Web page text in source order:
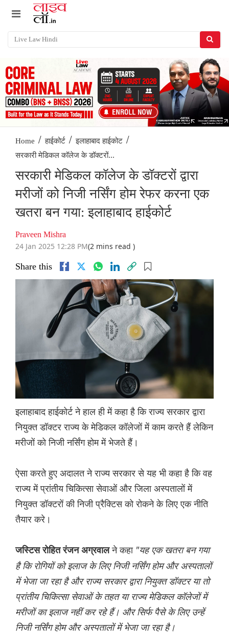
Home / हाईकोर्ट / इलाहाबाद हाईकोट /
सरकारी मेडिकल कॉलेज के डॉक्टरों...
सरकारी मेडिकल कॉलेज के डॉक्टरों द्वारा
मरीजों को निजी नर्सिंग होम रेफर करना एक
खतरा बन गया: इलाहाबाद हाईकोर्ट
Praveen Mishra
24 Jan 2025 12:28 PM(2 mins read )
Share this
इलाहाबाद हाईकोर्ट ने हाल ही में कहा है कि राज्य सरकार द्वारा
नियुक्त डॉक्टर राज्य के मेडिकल कॉलेजों में काम करते हैं लेकिन
मरीजों को निजी नर्सिंग होम में भेजते हैं।
ऐसा करते हुए अदालत ने राज्य सरकार से यह भी कहा है कि वह
राज्य में प्रांतीय चिकित्सा सेवाओं और जिला अस्पतालों में
नियुक्त डॉक्टरों की निजी प्रैक्टिस को रोकने के लिए एक नीति
तैयार करे।
जस्टिस रोहित रंजन अग्रवालने कहा"यह एक खतरा बन गया
है कि रोगियों को इलाज के लिए निजी नर्सिंग होम और अस्पतालों
में भेजा जा रहा है और राज्य सरकार द्वारा नियुक्त डॉक्टर या तो
प्रांतीय चिकित्सा सेवाओं के तहत या राज्य मेडिकल कॉलेजों में
मरीजों का इलाज नहीं कर रहे हैं। और सिर्फ पैसे के लिए उन्हें
निजी नर्सिंग होम और अस्पतालों में भेजा जा रहा है।